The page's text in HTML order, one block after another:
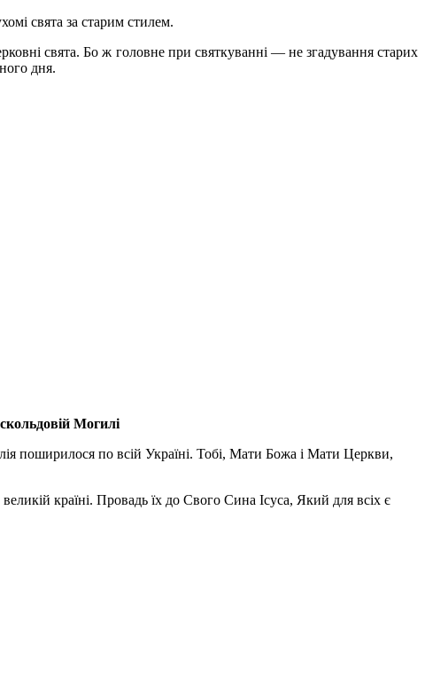
свята за старим стилем.
свята. Бо ж головне при святкуванні — не згадування старих
дня.
Могилі
поширилося по всій Україні. Тобі, Мати Божа і Мати Церкви,
країні. Провадь їх до Свого Сина Ісуса, Який для всіх є